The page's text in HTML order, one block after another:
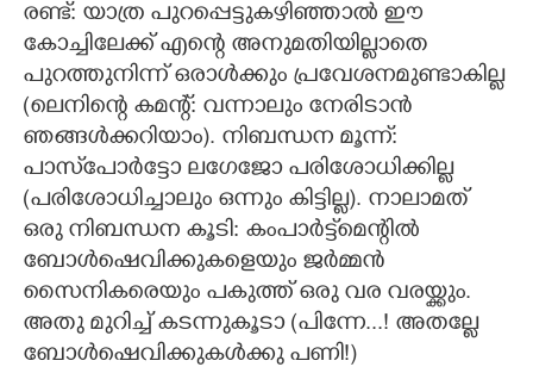
രണ്ട്: യാത്ര പുറപ്പെട്ടുകഴിഞ്ഞാൽ ഈ
കോച്ചിലേക്ക് എന്റെ അനുമതിയില്ലാതെ
പുറത്തുനിന്ന് ഒരാൾക്കും പ്രവേശനമുണ്ടാകില്ല
(ലെനിന്റെ കമന്റ്: വന്നാലും നേരിടാൻ
ഞങ്ങൾക്കറിയാം)​. നിബന്ധന മൂന്ന്:
പാസ്‌പോർട്ടോ ലഗേജോ പരിശോധിക്കില്ല
(പരിശോധിച്ചാലും ഒന്നും കിട്ടില്ല). നാലാമത്
ഒരു നിബന്ധന കൂടി: കംപാർട്ട്മെന്റിൽ
ബോൾഷെവിക്കുകളെയും ജർമ്മൻ
സൈനികരെയും പകുത്ത് ഒരു വര വരയ്ക്കും.
അതു മുറിച്ച് കടന്നുകൂടാ (പിന്നേ...! അതല്ലേ
ബോൾഷെവിക്കുകൾക്കു പണി!)​